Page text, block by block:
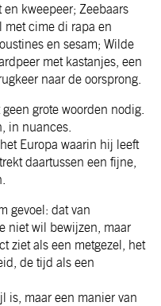
kweepeer; Zeebaars
met cime di rapa en
en sesam; Wilde
met kastanjes, een
naar de oorsprong.
grote woorden nodig.
in nuances.
Europa waarin hij leeft
daartussen een fijne,
gevoel: dat van
niet wil bewijzen, maar
ziet als een metgezel, het
de tijd als een
is, maar een manier van